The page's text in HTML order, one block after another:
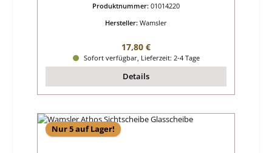
Produktnummer: 01014220
Hersteller: Wamsler
Regulärer Preis:
17,80 €
Sofort verfügbar, Lieferzeit: 2-4 Tage
Details
Nur 5 auf Lager!